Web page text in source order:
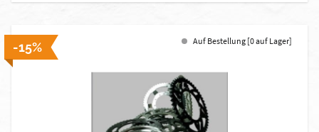
-15% Auf Bestellung [0 auf Lager]